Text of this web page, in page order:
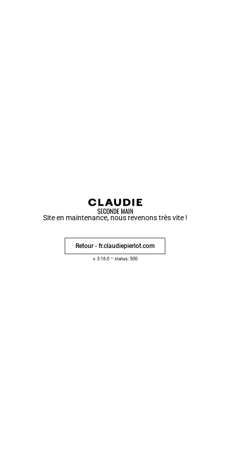
Site en maintenance, nous revenons très vite !
Retour - fr.claudiepierlot.com
v. 3.16.0- status: 500